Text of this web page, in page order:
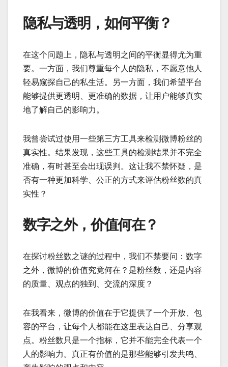
隐私与透明，如何平衡？
在这个问题上，隐私与透明之间的平衡显得尤为重
要。一方面，我们尊重每个人的隐私，不愿意他人
轻易窥探自己的私生活。另一方面，我们希望平台
能够提供更透明、更准确的数据，让用户能够真实
地了解自己的影响力。
我曾尝试过使用一些第三方工具来检测微博粉丝的
真实性。结果发现，这些工具的检测结果并不完全
准确，有时甚至会出现误判。这让我不禁怀疑，是
否有一种更加科学、公正的方式来评估粉丝数的真
实性？
数字之外，价值何在？
在探讨粉丝数之谜的过程中，我们不禁要问：数字
之外，微博的价值究竟何在？是粉丝数，还是内容
的质量、观点的独到、交流的深度？
在我看来，微博的价值在于它提供了一个开放、包
容的平台，让每个人都能在这里表达自己、分享观
点。粉丝数只是一个指标，它并不能完全代表一个
人的影响力。真正有价值的是那些能够引发共鸣、